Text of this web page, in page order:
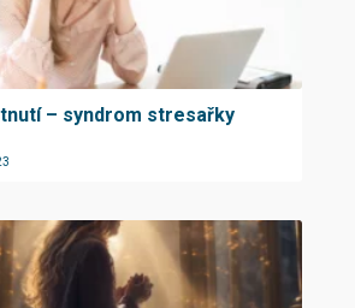
– syndrom stresařky